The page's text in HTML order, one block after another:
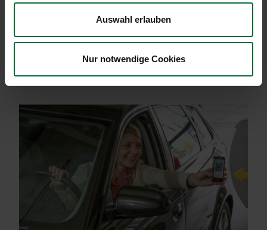
Auswahl erlauben
Nur notwendige Cookies
Online buchen und Geld sparen
Ort:nach Verfügbarkeit
>48h inkl. Sa.(ab 5 Tagen ohne Sa.)
Reisezeitraum:jederzeit bis auf Widerruf gültig